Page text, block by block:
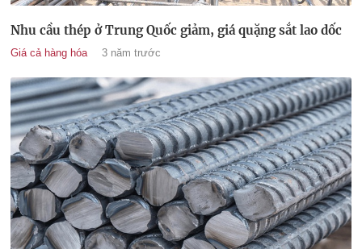
Nhu cầu thép ở Trung Quốc giảm, giá quặng sắt lao dốc
Giá cả hàng hóa 3 năm trước